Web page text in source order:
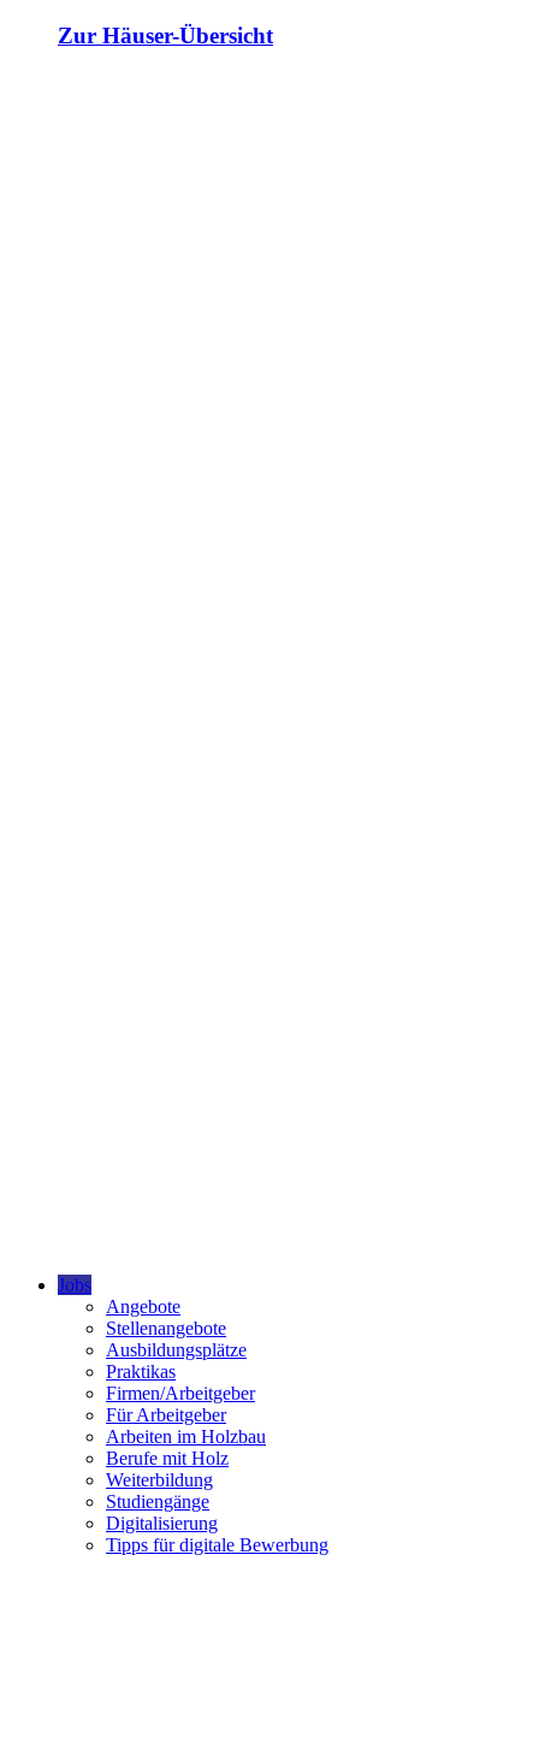
Zur Häuser-Übersicht
Jobs
Angebote
Stellenangebote
Ausbildungsplätze
Praktikas
Firmen/Arbeitgeber
Für Arbeitgeber
Arbeiten im Holzbau
Berufe mit Holz
Weiterbildung
Studiengänge
Digitalisierung
Tipps für digitale Bewerbung